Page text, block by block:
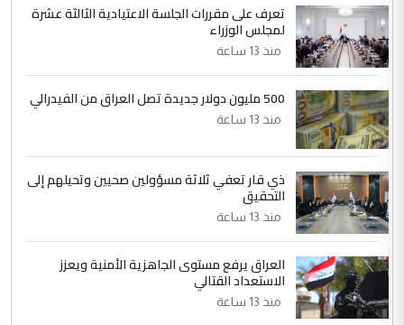
الموضوع :
بين الإهمال واغتصاب الأرض.. بلاد
الرافدين تعاني الجفاف والتصحر!!
تعرف على مقررات الجلسة الاعتيادية الثالثة عشرة
لمجلس الوزراء
منذ 13 ساعة
500 مليون دولار جديدة تصل العراق من الفيدرالي
منذ 13 ساعة
ذي قار تعفي ثلاثة مسؤولين صحيين وتحيلهم إلى
التحقيق
منذ 13 ساعة
العراق يرفع مستوى الجاهزية الأمنية ويعزز
الاستعداد القتالي
منذ 13 ساعة